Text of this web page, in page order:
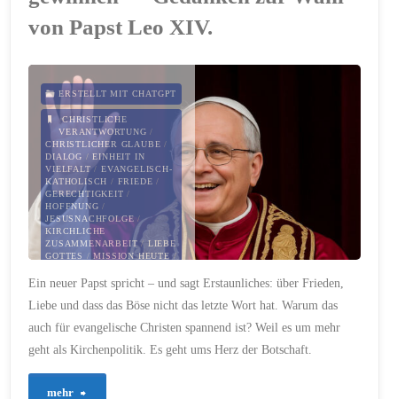
von Papst Leo XIV.
ERSTELLT MIT CHATGPT
CHRISTLICHE
VERANTWORTUNG /
CHRISTLICHER GLAUBE /
DIALOG /EINHEIT IN
VIELFALT/ EVANGELISCH-
KATHOLISCH / FRIEDE /
GERECHTIGKEIT /
HOFFNUNG /
JESUSNACHFOLGE /
KIRCHLICHE
ZUSAMMENARBEIT/ LIEBE
GOTTES /MISSION HEUTE /
GLAUBENSBRUDER/
PAPST LEO XIV.
SYNODALITÄT
9. MAI 2025
Ein neuer Papst spricht – und sagt Erstaunliches: über Frieden,
Liebe und dass das Böse nicht das letzte Wort hat. Warum das
auch für evangelische Christen spannend ist? Weil es um mehr
geht als Kirchenpolitik. Es geht ums Herz der Botschaft.
mehr